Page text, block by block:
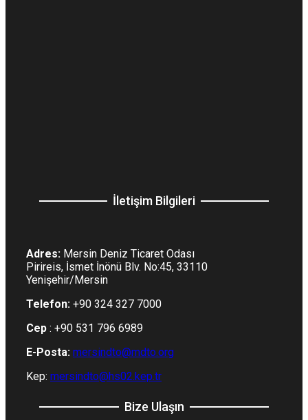
İletişim Bilgileri
Adres: Mersin Deniz Ticaret Odası
Pirireis, İsmet İnönü Blv. No:45, 33110
Yenişehir/Mersin
Telefon: +90 324 327 7000
Cep : +90 531 796 6989
E-Posta: mersindto@mdto.org
Kep: mersindto@hs02.kep.tr
Bize Ulaşın